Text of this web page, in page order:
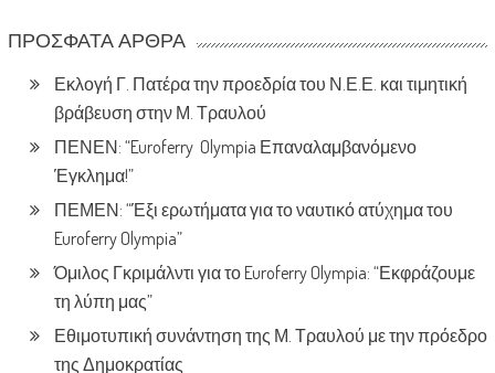
ΠΡΌΣΦΑΤΑ ΆΡΘΡΑ
Εκλογή Γ. Πατέρα την προεδρία του Ν.Ε.Ε. και τιμητική
βράβευση στην Μ. Τραυλού
ΠΕΝΕΝ: “Euroferry Olympia Επαναλαμβανόμενο
Έγκλημα!”
ΠΕΜΕΝ: “Έξι ερωτήματα για το ναυτικό ατύχημα του
Euroferry Olympia”
Όμιλος Γκριμάλντι για το Euroferry Olympia: “Εκφράζουμε
τη λύπη μας”
Εθιμοτυπική συνάντηση της Μ. Τραυλού με την πρόεδρο
της Δημοκρατίας